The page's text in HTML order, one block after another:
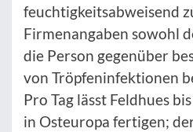
feuchtigkeitsabweisend
Firmenangaben sowohl
die Person gegenüber
von Tröpfeninfektionen
Pro Tag lässt Feldhues
in Osteuropa fertigen;